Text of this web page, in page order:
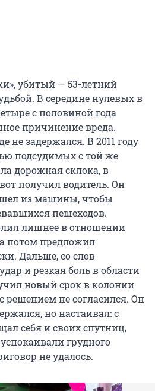
убитый — 53-летний
В середине нулевых в
с половиной года
причинение вреда.
не задержался. В 2011 году
подсудимых с той же
дорожная склока, в
получил водитель. Он
из машины, чтобы
пешеходов.
лишнее в отношении
потом предложил
Дальше, со слов
и резкая боль в области
новый срок в колонии
решением не согласился. Он
но настаивал: с
себя и своих спутниц,
грудного
не удалось.